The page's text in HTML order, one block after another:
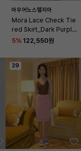
아우어노스텔지아
Mora Lace Check Tie
red Skirt_Dark Purple
(OB6SK14)
5% 122,550원
29